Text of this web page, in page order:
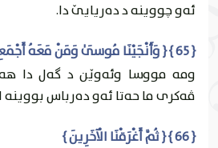
ئه‌و چووينه‌ د ده‌ريايێ دا.
{ 65 } { وَأَنْجَيْنَا مُوسَىٰ وَمَنْ مَعَهُ أَجْمَعِينَ }
ومه‌ مووسا وئه‌وێن د گه‌ل دا
ڤه‌كرى ما حه‌تا ئه‌و ده‌رباس
{ 66 } { ثُمَّ أَغْرَقْنَا الْآخَرِينَ }